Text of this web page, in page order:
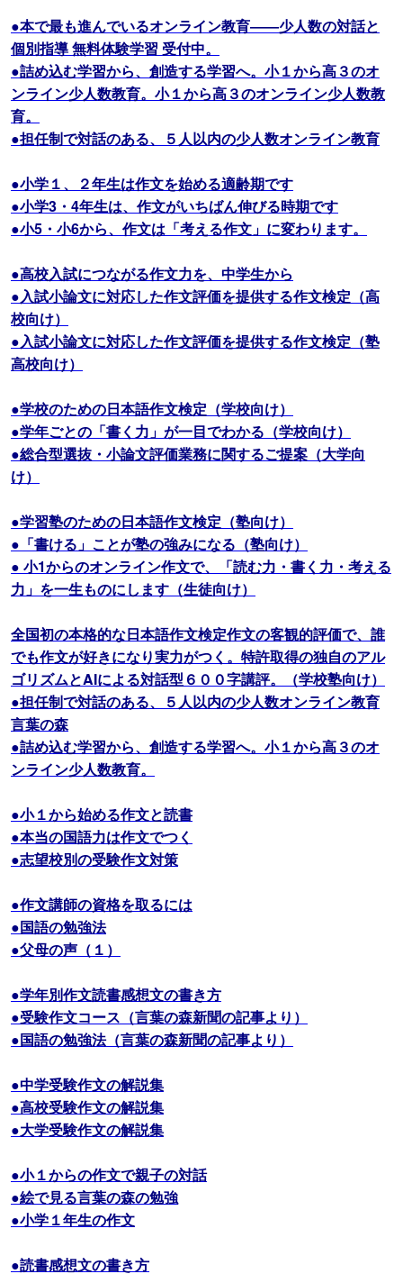
●本で最も進んでいるオンライン教育――少人数の対話と
個別指導 無料体験学習 受付中。
●詰め込む学習から、創造する学習へ。小１から高３のオ
ンライン少人数教育。小１から高３のオンライン少人数教
育。
●担任制で対話のある、５人以内の少人数オンライン教育
●小学１、２年生は作文を始める適齢期です
●小学3・4年生は、作文がいちばん伸びる時期です
●小5・小6から、作文は「考える作文」に変わります。
●高校入試につながる作文力を、中学生から
●入試小論文に対応した作文評価を提供する作文検定（高
校向け）
●入試小論文に対応した作文評価を提供する作文検定（塾
高校向け）
●学校のための日本語作文検定（学校向け）
●学年ごとの「書く力」が一目でわかる（学校向け）
●総合型選抜・小論文評価業務に関するご提案（大学向
け）
●学習塾のための日本語作文検定（塾向け）
●「書ける」ことが塾の強みになる（塾向け）
● 小1からのオンライン作文で、「読む力・書く力・考える
力」を一生ものにします（生徒向け）
全国初の本格的な日本語作文検定作文の客観的評価で、誰
でも作文が好きになり実力がつく。特許取得の独自のアル
ゴリズムとAIによる対話型６００字講評。（学校塾向け）
●担任制で対話のある、５人以内の少人数オンライン教育
言葉の森
●詰め込む学習から、創造する学習へ。小１から高３のオ
ンライン少人数教育。
●小１から始める作文と読書
●本当の国語力は作文でつく
●志望校別の受験作文対策
●作文講師の資格を取るには
●国語の勉強法
●父母の声（１）
●学年別作文読書感想文の書き方
●受験作文コース（言葉の森新聞の記事より）
●国語の勉強法（言葉の森新聞の記事より）
●中学受験作文の解説集
●高校受験作文の解説集
●大学受験作文の解説集
●小１からの作文で親子の対話
●絵で見る言葉の森の勉強
●小学１年生の作文
●読書感想文の書き方